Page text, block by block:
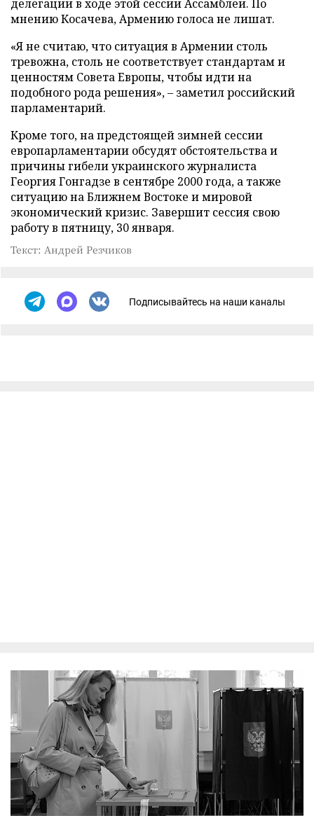
делегации в ходе этой сессии Ассамблеи. По
мнению Косачева, Армению голоса не лишат.
«Я не считаю, что ситуация в Армении столь
тревожна, столь не соответствует стандартам и
ценностям Совета Европы, чтобы идти на
подобного рода решения», – заметил российский
парламентарий.
Кроме того, на предстоящей зимней сессии
европарламентарии обсудят обстоятельства и
причины гибели украинского журналиста
Георгия Гонгадзе в сентябре 2000 года, а также
ситуацию на Ближнем Востоке и мировой
экономический кризис. Завершит сессия свою
работу в пятницу, 30 января.
Текст: Андрей Резчиков
Подписывайтесь на наши каналы